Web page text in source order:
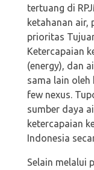
tertuang di
ketahanan air,
prioritas
Ketercapaian
(energy), dan
sama lain oleh
few nexus.
sumber daya
ketercapaian
Indonesia
Selain melalui